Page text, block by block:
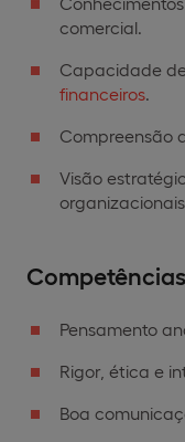
comercial.
Capacidade
financeiros
Compreensão
Visão
organizacionais.
Pensamento
Rigor, ética e
Boa